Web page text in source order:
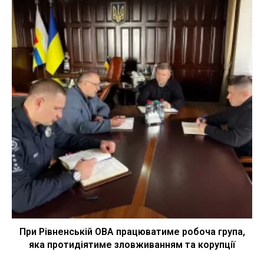
При Рівненській ОВА працюватиме робоча група,
яка протидіятиме зловживанням та корупції